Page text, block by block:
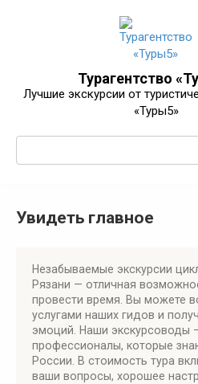
Турагентство
Лучшие экскурсии от
«Туры5»
Увидеть главное
Незабываемые экскурсии
Рязани — отличная
провести время. Вы можете
услугами наших гидов и
эмоций. Наши экскурсоводы
профессионалы, которые
России. В стоимость тура
ваши вопросы, хорошее